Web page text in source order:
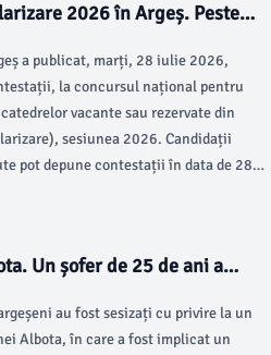
2026 în Argeș. Peste
a publicat, marți, 28 iulie 2026,
la concursul național pentru
vacante sau rezervate din
sesiunea 2026. Candidații
pot depune contestații în data de 28
Un șofer de 25 de ani a
au fost sesizați cu privire la un
Albota, în care a fost implicat un